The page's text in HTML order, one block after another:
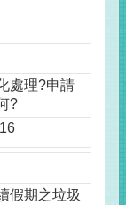
處理?申請
?
假期之垃圾